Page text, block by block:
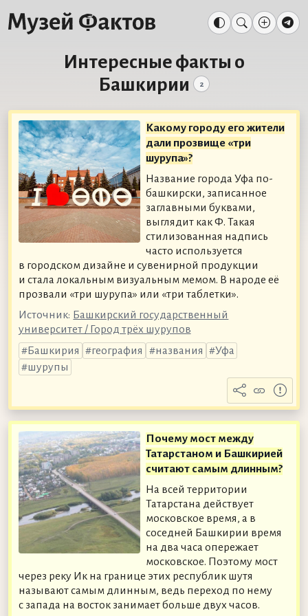
Интересные факты о
Башкирии
2
Какому городу его жители
дали прозвище «три
шурупа»?
Название города Уфа по-
башкирски, записанное
заглавными буквами,
выглядит как ӨФӨ. Такая
стилизованная надпись
часто используется
в городском дизайне и сувенирной продукции
и стала локальным визуальным мемом. В народе её
прозвали «три шурупа» или «три таблетки».
Источник: Башкирский государственный
университет / Город трёх шурупов
Башкирия
география названия
Уфа
шурупы
Почему мост между
Татарстаном и Башкирией
считают самым длинным?
На всей территории
Татарстана действует
московское время, а в
соседней Башкирии время
на два часа опережает
московское. Поэтому мост
через реку Ик на границе этих республик шутя
называют самым длинным, ведь переход по нему
с запада на восток занимает больше двух часов.